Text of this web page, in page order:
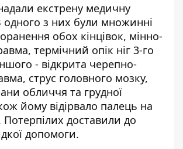
екстрену медичну
одного з них були множинні
обох кінцівок, мінно-
термічний опік ніг 3-го
- відкрита черепно-
струс головного мозку,
обличчя та грудної
йому відірвало палець на
Потерпілих доставили до
допомоги.